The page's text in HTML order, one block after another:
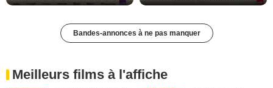
Bandes-annonces à ne pas manquer
Meilleurs films à l'affiche